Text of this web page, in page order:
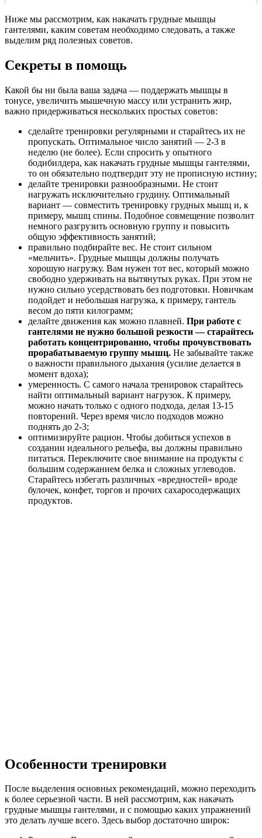
Ниже мы рассмотрим, как накачать грудные мышцы
гантелями, каким советам необходимо следовать, а также
выделим ряд полезных советов.
Секреты в помощь
Какой бы ни была ваша задача — поддержать мышцы в
тонусе, увеличить мышечную массу или устранить жир,
важно придерживаться нескольких простых советов:
сделайте тренировки регулярными и старайтесь их не
пропускать. Оптимальное число занятий — 2-3 в
неделю (не более). Если спросить у опытного
бодибилдера, как накачать грудные мышцы гантелями,
то он обязательно подтвердит эту не прописную истину;
делайте тренировки разнообразными. Не стоит
нагружать исключительно грудину. Оптимальный
вариант — совместить тренировку грудных мышц и, к
примеру, мышц спины. Подобное совмещение позволит
немного разгрузить основную группу и повысить
общую эффективность занятий;
правильно подбирайте вес. Не стоит сильном
«мельчить». Грудные мышцы должны получать
хорошую нагрузку. Вам нужен тот вес, который можно
свободно удерживать на вытянутых руках. При этом не
нужно сильно усердствовать без подготовки. Новичкам
подойдет и небольшая нагрузка, к примеру, гантель
весом до пяти килограмм;
делайте движения как можно плавней. При работе с
гантелями не нужно большой резкости — старайтесь
работать концентрированно, чтобы прочувствовать
прорабатываемую группу мышц. Не забывайте также
о важности правильного дыхания (усилие делается в
момент вдоха);
умеренность. С самого начала тренировок старайтесь
найти оптимальный вариант нагрузок. К примеру,
можно начать только с одного подхода, делая 13-15
повторений. Через время число подходов можно
поднять до 2-3;
оптимизируйте рацион. Чтобы добиться успехов в
создании идеального рельефа, вы должны правильно
питаться. Переключите свое внимание на продукты с
большим содержанием белка и сложных углеводов.
Старайтесь избегать различных «вредностей» вроде
булочек, конфет, торгов и прочих сахаросодержащих
продуктов.
Особенности тренировки
После выделения основных рекомендаций, можно переходить
к более серьезной части. В ней рассмотрим, как накачать
грудные мышцы гантелями, и с помощью каких упражнений
это делать лучше всего. Здесь выбор достаточно широк: